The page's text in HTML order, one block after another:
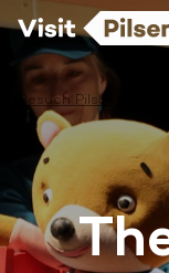
Besuch Pilsen